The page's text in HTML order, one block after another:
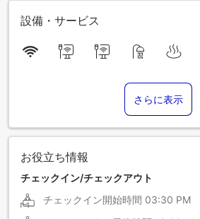
設備・サービス
さらに表示
お役立ち情報
チェックイン/チェックアウト
チェックイン開始時間 03:30 PM